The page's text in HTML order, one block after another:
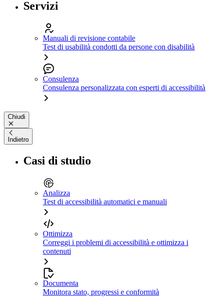
Servizi
Manuali di revisione contabile
Test di usabilità condotti da persone con disabilità
Consulenza
Consulenza personalizzata con esperti di accessibilità
Chiudi
Indietro
Casi di studio
Analizza
Test di accessibilità automatici e manuali
Ottimizza
Correggi i problemi di accessibilità e ottimizza i
contenuti
Documenta
Monitora stato, progressi e conformità